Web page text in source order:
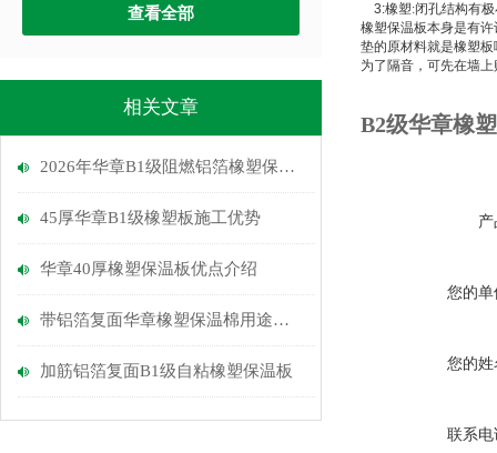
查看全部
相关文章
2026年华章B1级阻燃铝箔橡塑保温板介绍
45厚华章B1级橡塑板施工优势
华章40厚橡塑保温板优点介绍
带铝箔复面华章橡塑保温棉用途介绍
加筋铝箔复面B1级自粘橡塑保温板
3:橡塑:闭孔结构有
橡塑保温板本身是有
垫的原材料就是橡塑板
为了隔音，可先在墙
B2级华章橡
您的单
您的姓
联系电